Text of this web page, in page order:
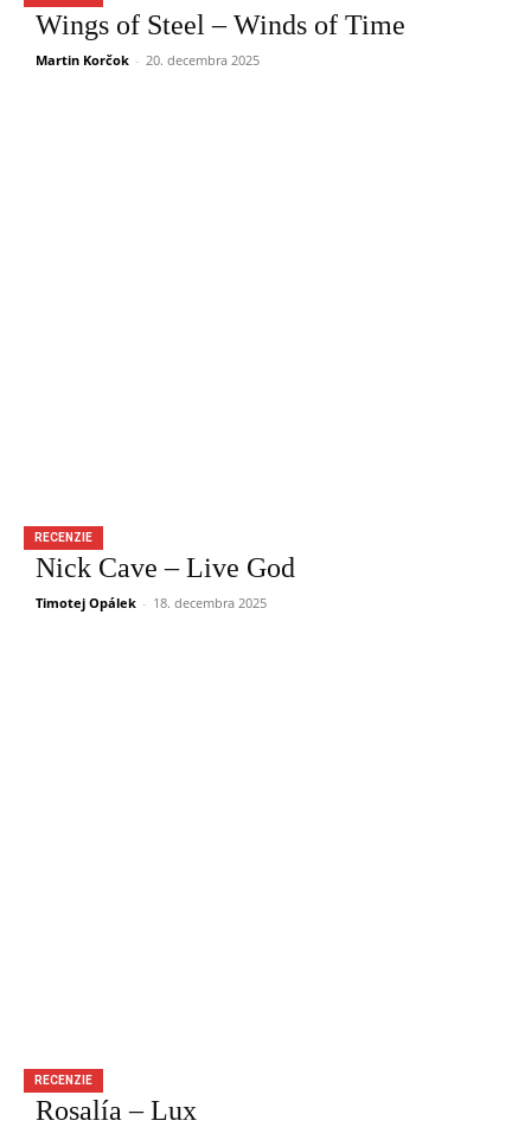
Wings of Steel – Winds of Time
Martin Korčok - 20. decembra 2025
RECENZIE
Nick Cave – Live God
Timotej Opálek - 18. decembra 2025
RECENZIE
Rosalía – Lux